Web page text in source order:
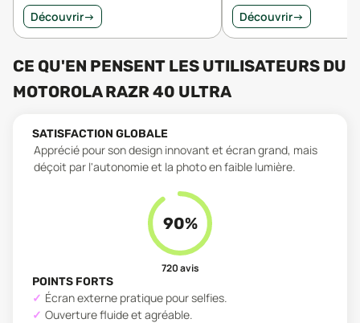
Découvrir→
Découvrir→
CE QU'EN PENSENT LES UTILISATEURS DU
MOTOROLA RAZR 40 ULTRA
SATISFACTION GLOBALE
Apprécié pour son design innovant et écran grand, mais
déçoit par l'autonomie et la photo en faible lumière.
90%
720avis
POINTS FORTS
Écran externe pratique pour selfies.
Ouverture fluide et agréable.